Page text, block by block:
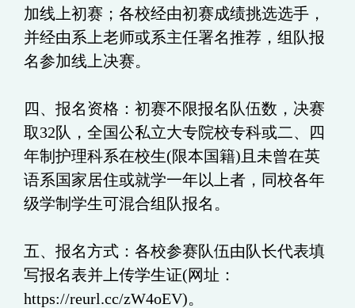
加线上初赛；各校经由初赛成绩挑选选手，
并经由系上老师或系主任署名推荐，组队报
名参加线上决赛。
四、报名资格：初赛不限报名队伍数，决赛
取32队，全国公私立大专院校专科或二、四
年制护理科系在校生(限本国籍)且未曾在英
语系国家居住或就学一年以上者，同校各年
级学制学生可混合组队报名。
五、报名方式：各校参赛队伍由队长代表填
写报名表并上传学生证(网址：
https://reurl.cc/zW4oEV)。